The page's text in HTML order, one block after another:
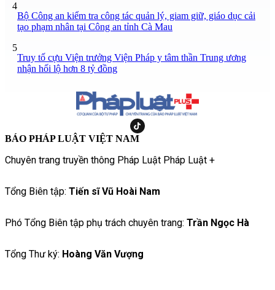
4
Bộ Công an kiểm tra công tác quản lý, giam giữ, giáo dục cải
tạo phạm nhân tại Công an tỉnh Cà Mau
5
Truy tố cựu Viện trưởng Viện Pháp y tâm thần Trung ương
nhận hối lộ hơn 8 tỷ đồng
BÁO PHÁP LUẬT VIỆT NAM
Chuyên trang truyền thông Pháp Luật Pháp Luật +
Tổng Biên tập: Tiến sĩ Vũ Hoài Nam
Phó Tổng Biên tập phụ trách chuyên trang: Trần Ngọc Hà
Tổng Thư ký: Hoàng Văn Vượng